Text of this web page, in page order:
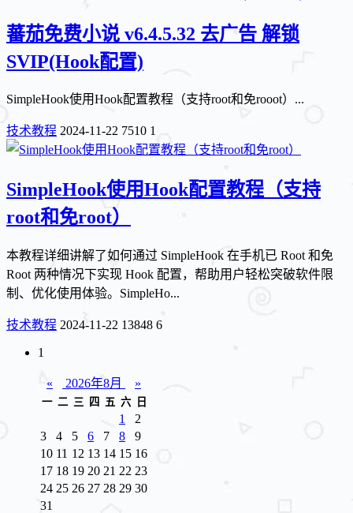
蕃茄免费小说 v6.4.5.32 去广告 解锁
SVIP(Hook配置)
SimpleHook使用Hook配置教程（支持root和免rooot）...
技术教程 2024-11-22 7510 1
SimpleHook使用Hook配置教程（支持
root和免root）
本教程详细讲解了如何通过 SimpleHook 在手机已 Root 和免
Root 两种情况下实现 Hook 配置，帮助用户轻松突破软件限
制、优化使用体验。SimpleHo...
技术教程 2024-11-22 13848 6
1
« 2026年8月 »
一 二 三 四 五 六 日
1
2
3
4 5 6 7 8
9
10 11 12 13 14 15 16
17 18 19 20 21 22 23
24 25 26 27 28 29 30
31